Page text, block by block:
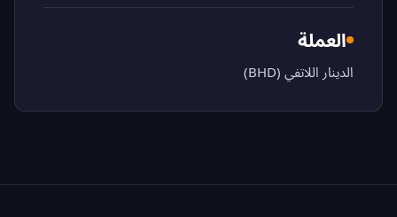
العملة
الدينار اللاتفي (BHD)